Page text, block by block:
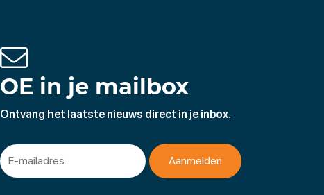
OE in je mailbox
Ontvang het laatste nieuws direct in je inbox.